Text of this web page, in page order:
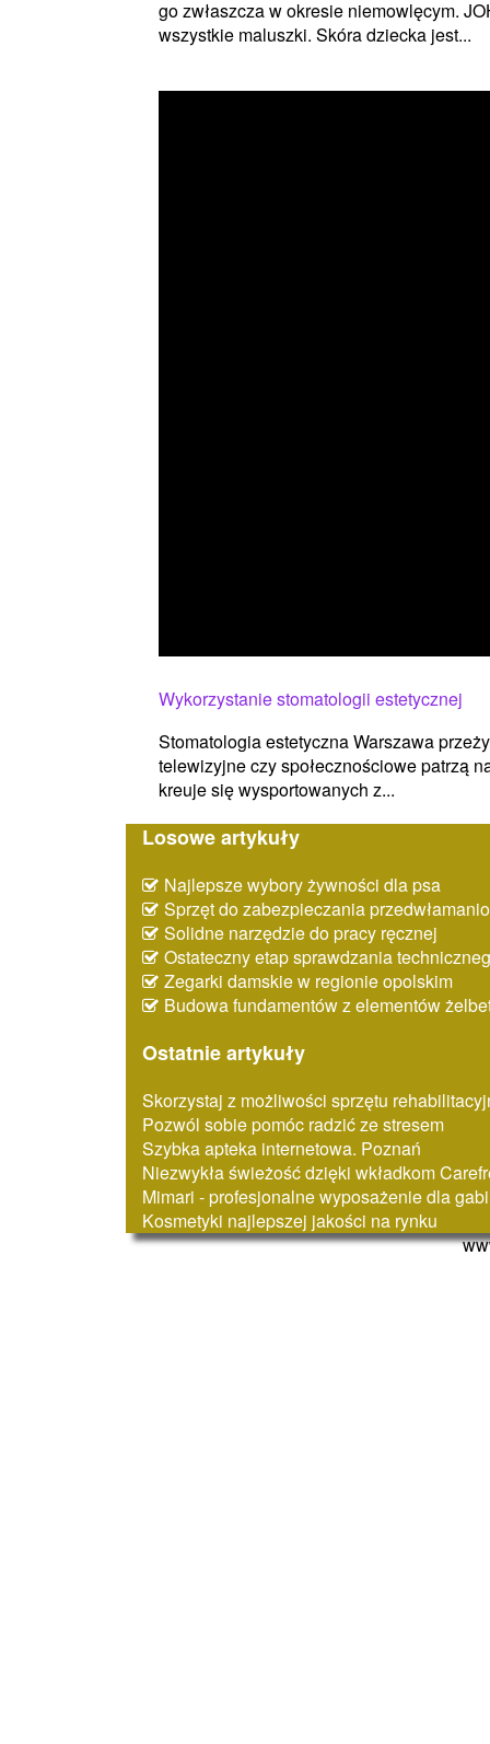
go zwłaszcza w okresie niemowlęcym.
wszystkie maluszki. Skóra dziecka jest...
Wykorzystanie stomatologii estetycznej
Stomatologia estetyczna Warszawa
telewizyjne czy społecznościowe patrzą
kreuje się wysportowanych z...
Losowe artykuły
Najlepsze wybory żywności dla psa
Sprzęt do zabezpieczania
Solidne narzędzie do pracy ręcznej
Ostateczny etap sprawdzania
Zegarki damskie w regionie opolskim
Budowa fundamentów z elementów
Ostatnie artykuły
Skorzystaj z możliwości sprzętu
Pozwól sobie pomóc radzić ze stresem
Szybka apteka internetowa. Poznań
Niezwykła świeżość dzięki wkładkom
Mimari - profesjonalne wyposażenie dla
Kosmetyki najlepszej jakości na rynku